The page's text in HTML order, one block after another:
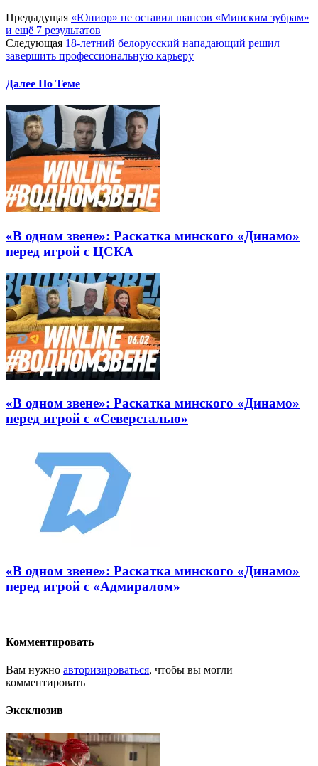
Предыдущая «Юниор» не оставил шансов «Минским зубрам»
и ещё 7 результатов
Следующая 18-летний белорусский нападающий решил
завершить профессиональную карьеру
Далее По Теме
«В одном звене»: Раскатка минского «Динамо»
перед игрой с ЦСКА
«В одном звене»: Раскатка минского «Динамо»
перед игрой с «Северсталью»
«В одном звене»: Раскатка минского «Динамо»
перед игрой с «Адмиралом»
Комментировать
Вам нужно авторизироваться, чтобы вы могли
комментировать
Эксклюзив